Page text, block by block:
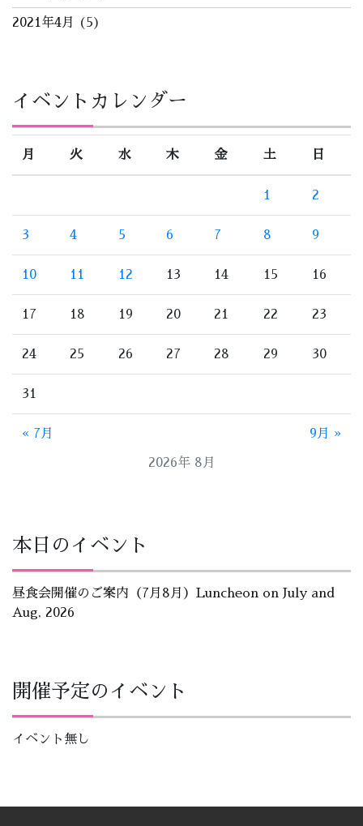
2021年4月 (5)
イベントカレンダー
2026年 8月
月 火 水 木 金 土 日
1 2
3 4 5 6 7 8 9
10 11 12 13 14 15 16
17 18 19 20 21 22 23
24 25 26 27 28 29 30
31
« 7月 9月 »
本日のイベント
昼食会開催のご案内（7月8月）Luncheon on July and
Aug, 2026
開催予定のイベント
イベント無し